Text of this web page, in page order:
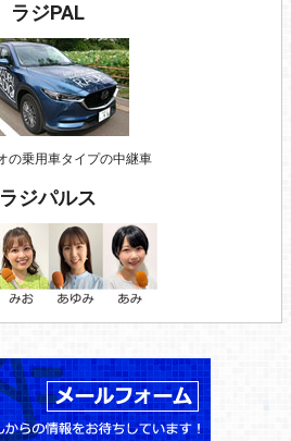
ラジPAL
の乗用車タイプの中継車
ラジパルス